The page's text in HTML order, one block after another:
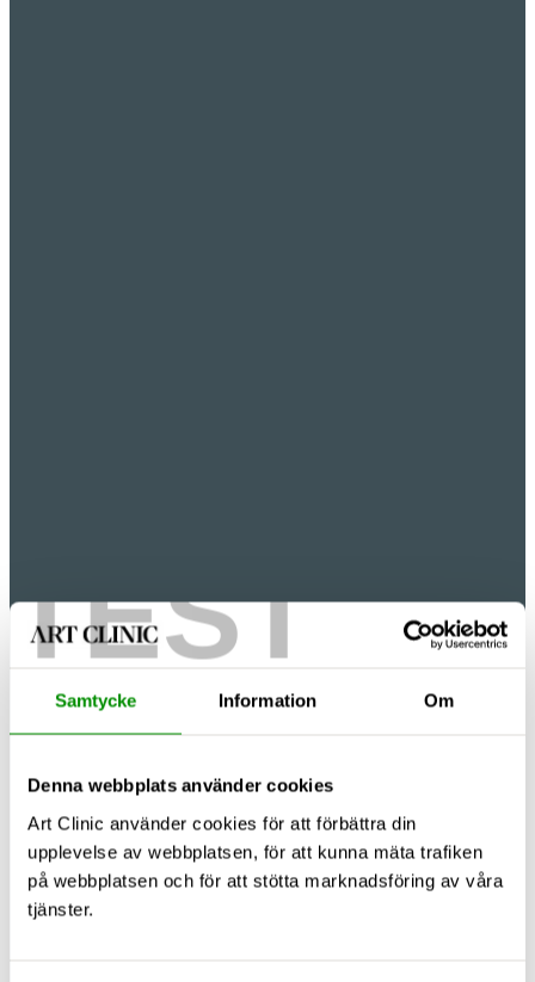
TEST
Samtycke Information Om
Denna webbplats använder cookies
Art Clinic använder cookies för att förbättra din
upplevelse av webbplatsen, för att kunna mäta trafiken
på webbplatsen och för att stötta marknadsföring av våra
tjänster.